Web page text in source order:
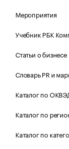
Мероприятия
Учебник РБК
Статьи о бизнесе
Словарь PR и
Каталог по
Каталог по
Каталог по